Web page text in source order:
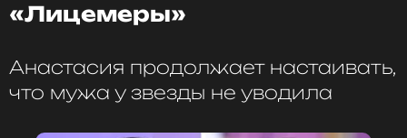
«Лицемеры»
Анастасия продолжает настаивать,
что мужа у звезды не уводила